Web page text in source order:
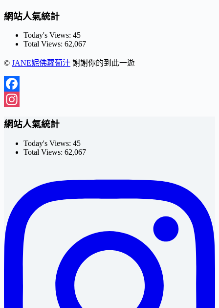
網站人氣統計
Today's Views: 45
Total Views: 62,067
© JANE妮佛蘿蔔汁 謝謝你的到此一遊
Facebook
網站人氣統計
Today's Views: 45
Total Views: 62,067